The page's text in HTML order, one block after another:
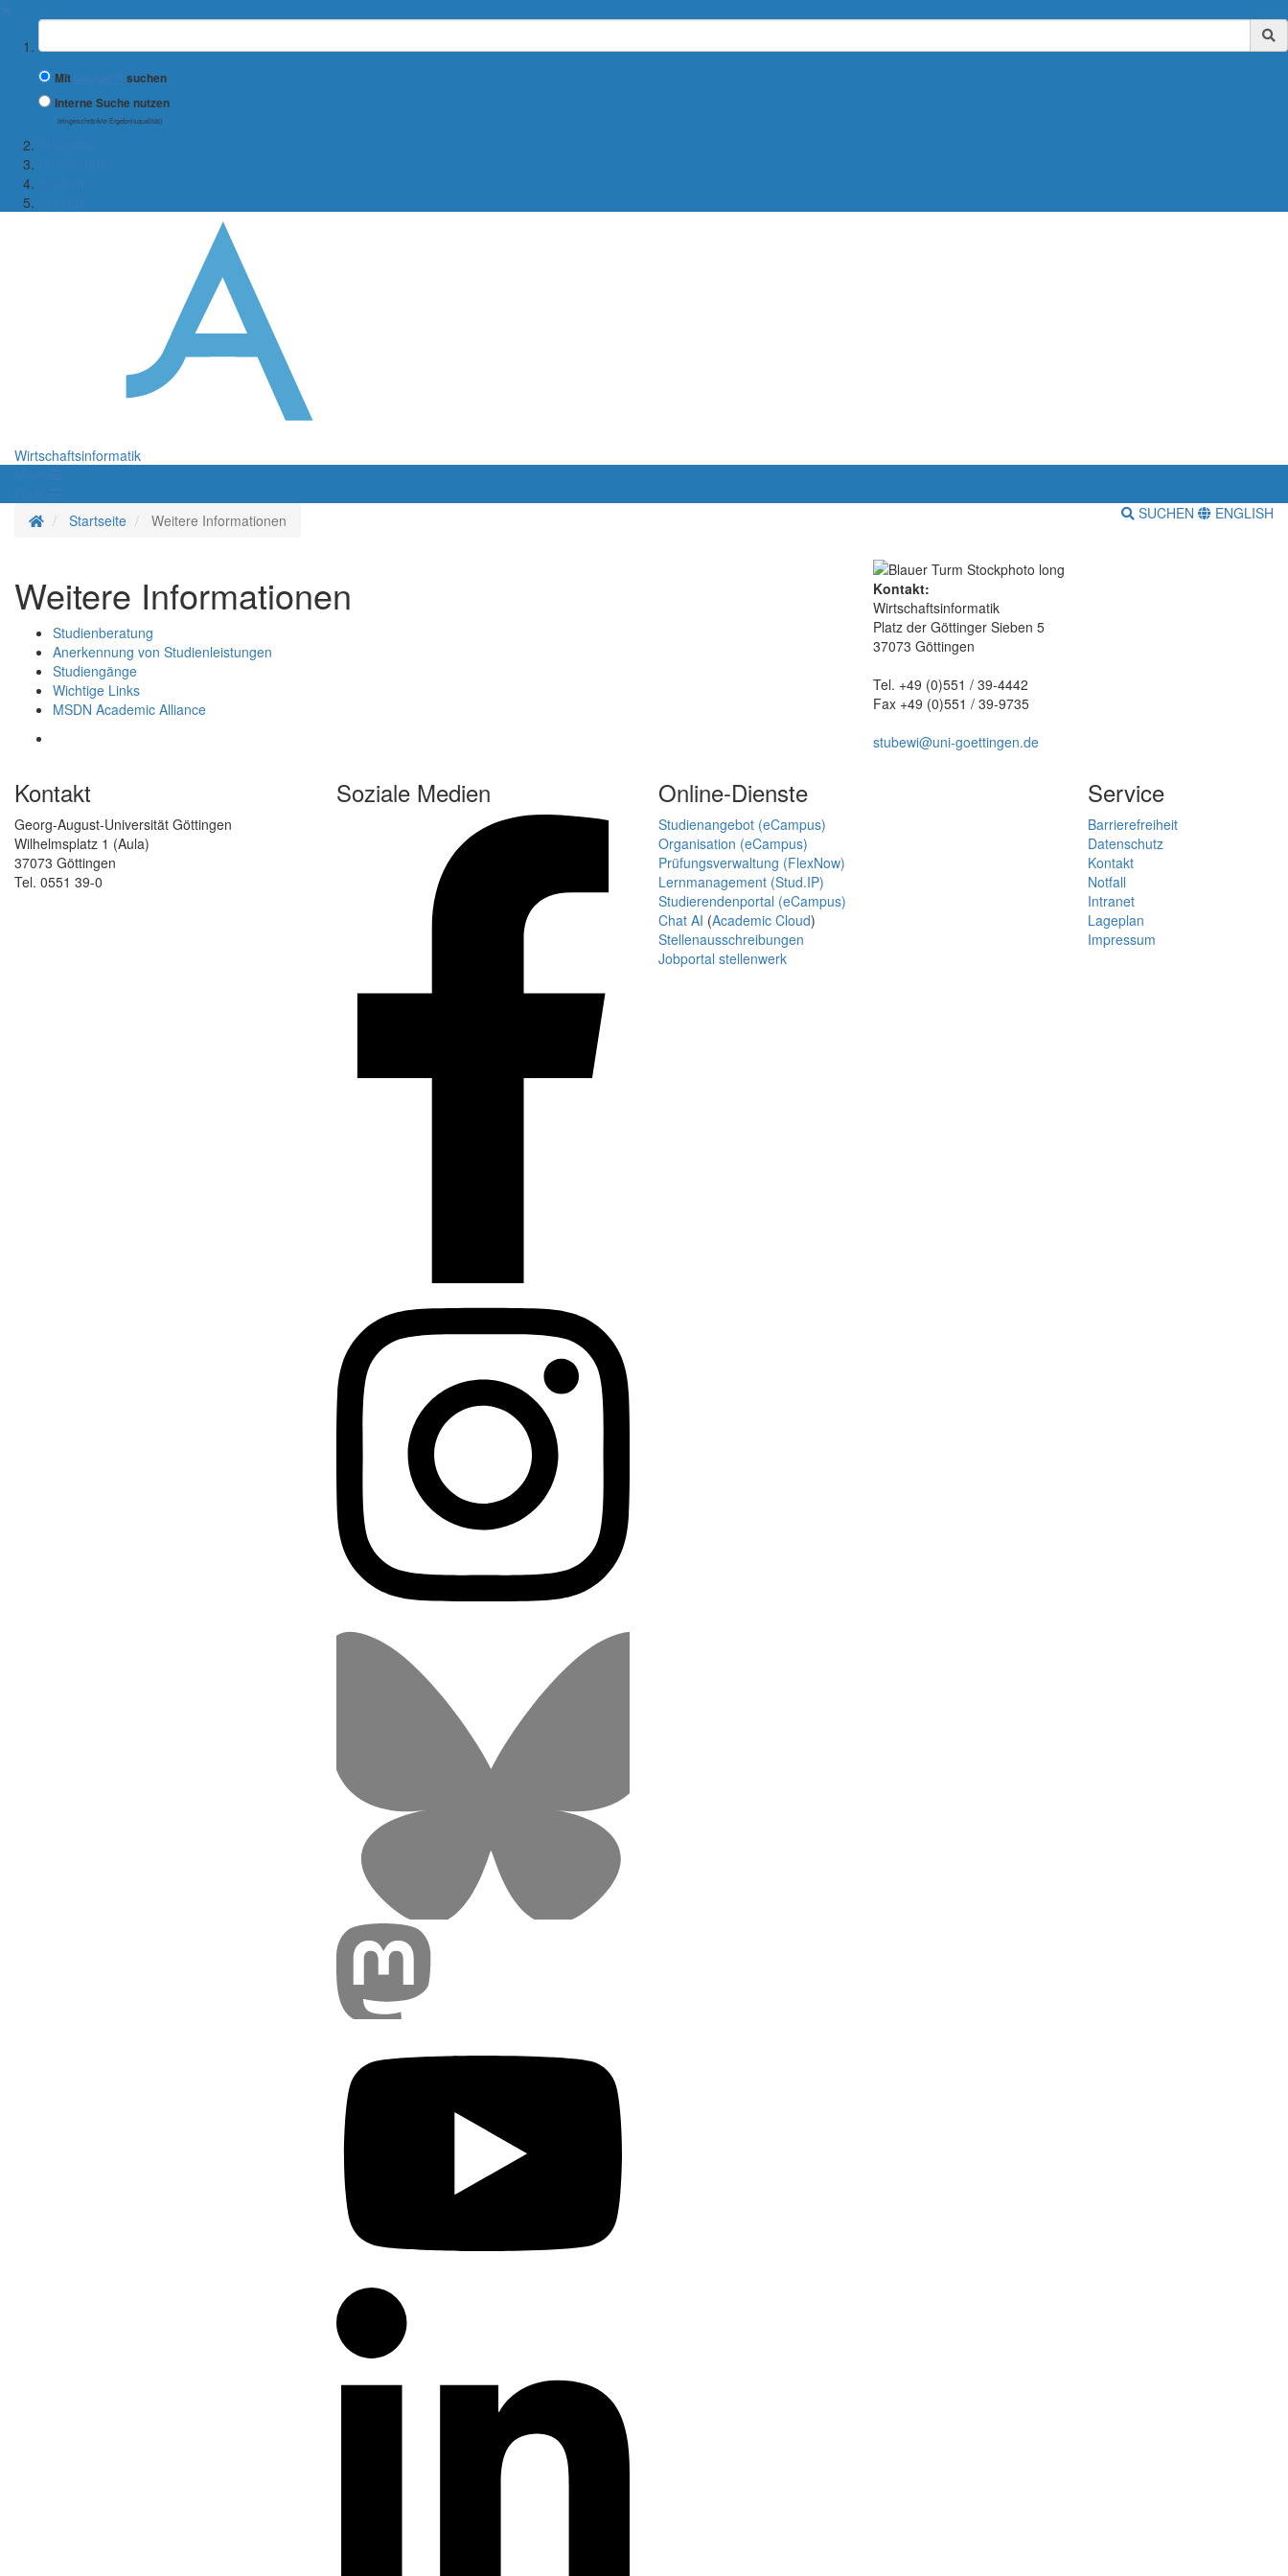
Suchbegriff
Mit
suchen
Interne Suche nutzen
(eingeschränkte Ergebnisqualität)
Wirtschaftsinformatik
Startseite
Startseite Weitere Informationen SUCHEN ENGLISH
Weitere Informationen
Studienberatung
Anerkennung von Studienleistungen
Studiengänge
Wichtige Links
MSDN Academic Alliance
Kontakt:
Wirtschaftsinformatik
Platz der Göttinger Sieben 5
37073 Göttingen
Tel. +49 (0)551 / 39-4442
Fax +49 (0)551 / 39-9735
stubewi@uni-goettingen.de
Kontakt
Georg-August-Universität Göttingen
Wilhelmsplatz 1 (Aula)
37073 Göttingen
Tel. 0551 39-0
Soziale Medien Online-Dienste
Studienangebot (eCampus)
Organisation (eCampus)
Prüfungsverwaltung (FlexNow)
Lernmanagement (Stud.IP)
Studierendenportal (eCampus)
Chat AI (Academic Cloud)
Stellenausschreibungen
Jobportal stellenwerk
Service
Barrierefreiheit
Datenschutz
Kontakt
Notfall
Intranet
Lageplan
Impressum